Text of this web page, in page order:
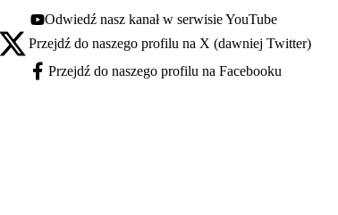
Youtube - otwiera się w nowej karcie
Odwiedź nasz kanał w serwisie YouTube
X - otwiera się w nowej karcie
Przejdź do naszego profilu na X (dawniej Twitter)
Facebook - otwiera się w nowej karcie
Przejdź do naszego profilu na Facebooku